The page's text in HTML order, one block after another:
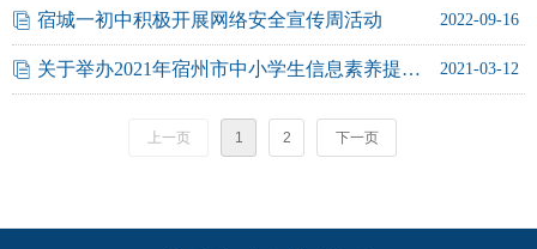
2022-09-16
ꀢ 宿城一初中积极开展网络安全宣传周活动
2021-03-12
ꀢ 关于举办2021年宿州市中小学生信息素养提升实践活动的通知
上一页 1 2 下一页